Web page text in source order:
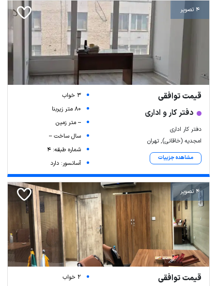
4 تصویر
قیمت توافقی
دفتر کار و اداری
دفتر کار اداری
امجدیه (خاقانی), تهران
مشاهده جزییات
3 خواب
80 متر زیربنا
-- متر زمین
سال ساخت --
شماره طبقه: 4
آسانسور: دارد
4 تصویر
قیمت توافقی
2 خواب